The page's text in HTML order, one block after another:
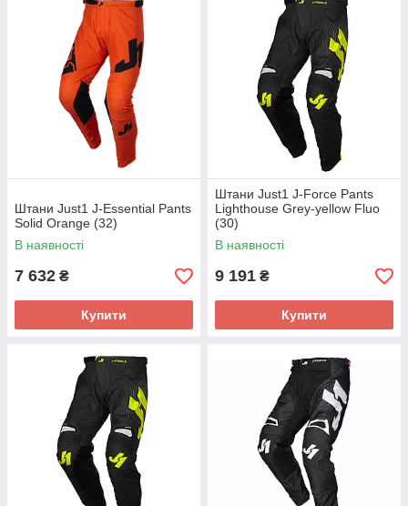
Штани Just1 J-Essential Pants
Solid Orange (32)
В наявності
7 632 ₴
Купити
Штани Just1 J-Force Pants
Lighthouse Grey-yellow Fluo
(30)
В наявності
9 191 ₴
Купити